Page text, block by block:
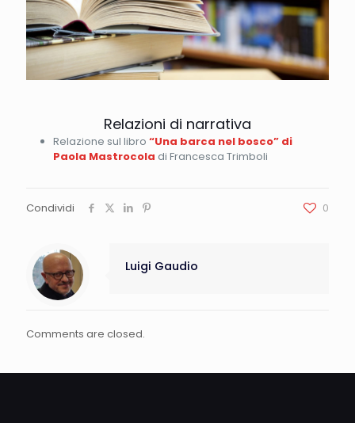
Relazioni di narrativa
Relazione sul libro “Una barca nel bosco” di
Paola Mastrocola di Francesca Trimboli
Condividi 0
Luigi Gaudio
Comments are closed.